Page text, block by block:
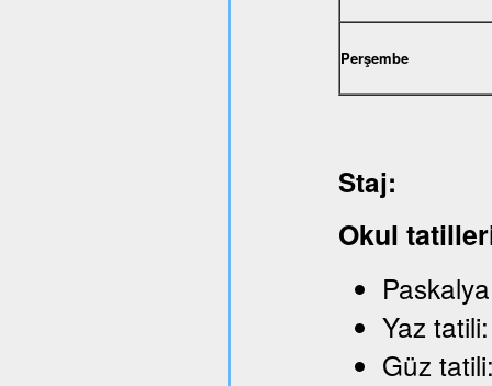
Perşembe
Staj:
Okul
Yaz
Güz